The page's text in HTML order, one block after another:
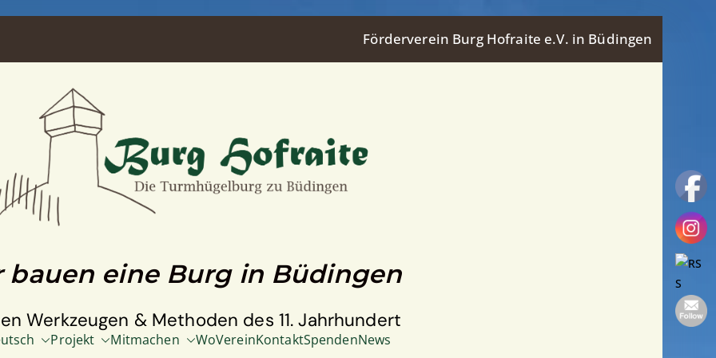
Förderverein Burg Hofraite e.V. in Büdingen
bauen eine Burg in Büdingen
Werkzeugen & Methoden des 11. Jahrhundert
Projekt Mitmachen WoVereinKontaktSpendenNews